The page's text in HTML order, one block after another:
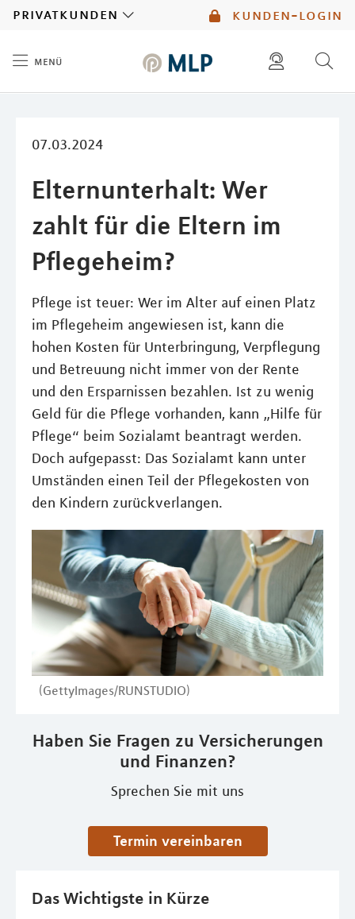
kunden-login
privatkunden
menü
07.03.2024
Elternunterhalt: Wer
zahlt für die Eltern im
Pflegeheim?
Pflege ist teuer: Wer im Alter auf einen Platz
im Pflegeheim angewiesen ist, kann die
hohen Kosten für Unterbringung, Verpflegung
und Betreuung nicht immer von der Rente
und den Ersparnissen bezahlen. Ist zu wenig
Geld für die Pflege vorhanden, kann „Hilfe für
Pflege“ beim Sozialamt beantragt werden.
Doch aufgepasst: Das Sozialamt kann unter
Umständen einen Teil der Pflegekosten von
den Kindern zurückverlangen.
(GettyImages/RUNSTUDIO)
Haben Sie Fragen zu Versicherungen
und Finanzen?
Sprechen Sie mit uns
Termin vereinbaren
Das Wichtigste in Kürze